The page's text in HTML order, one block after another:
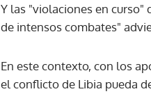
Y las "violaciones en curso"
de intensos combates"
En este contexto, con los
el conflicto de Libia pueda